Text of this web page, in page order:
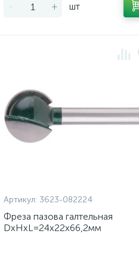
- + шт
Артикул: 3623-082224
Фреза пазова галтельная
DxHxL=24х22х66,2мм